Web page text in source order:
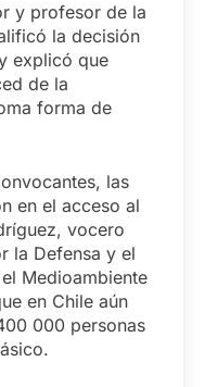
y profesor de la
la decisión
explicó que
de la
forma de
las
en el acceso al
vocero
la Defensa y el
Medioambiente
en Chile aún
000 personas